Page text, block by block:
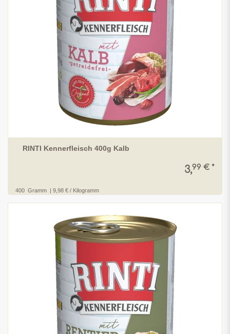
RINTI Kennerfleisch 400g Kalb
3,99 € *
400 Gramm | 9,98 € / Kilogramm